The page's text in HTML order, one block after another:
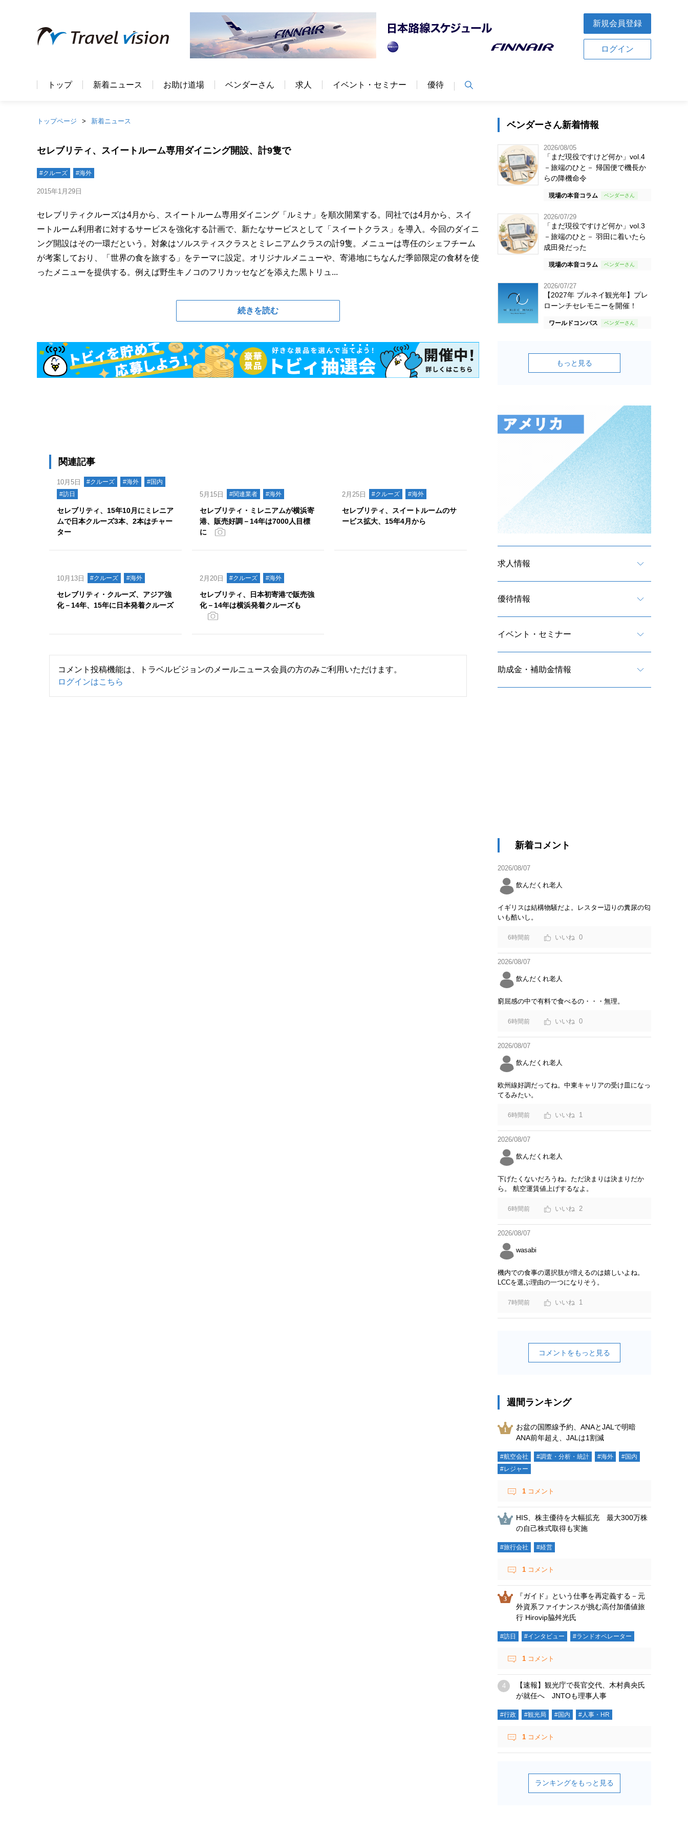
新規会員登録
ログイン
トップ 新着ニュース お助け道場 ベンダーさん 求人 イベント・セミナー 優待
トップページ 新着ニュース
セレブリティ、スイートルーム専用ダイニング開設、計9隻で
#クルーズ #海外
2015年1月29日
セレブリティクルーズは4月から、スイートルーム専用ダイニング「ルミナ」を順次開業する。同社では4月から、スイ
ートルーム利用者に対するサービスを強化する計画で、新たなサービスとして「スイートクラス」を導入。今回のダイニ
ング開設はその一環だという。対象はソルスティスクラスとミレニアムクラスの計9隻。メニューは専任のシェフチーム
が考案しており、「世界の食を旅する」をテーマに設定。オリジナルメニューや、寄港地にちなんだ季節限定の食材を使
ったメニューを提供する。例えば野生キノコのフリカッセなどを添えた黒トリュ...
続きを読む
関連記事
10月5日 #クルーズ #海外
#国内
#訪日
セレブリティ、15年10月にミレニア
ムで日本クルーズ3本、2本はチャー
ター
5月15日 #関連業者 #海外
セレブリティ・ミレニアムが横浜寄
港、販売好調－14年は7000人目標
に
2月25日 #クルーズ #海外
セレブリティ、スイートルームのサ
ービス拡大、15年4月から
10月13日 #クルーズ #海外
セレブリティ・クルーズ、アジア強
化－14年、15年に日本発着クルーズ
2月20日 #クルーズ #海外
セレブリティ、日本初寄港で販売強
化－14年は横浜発着クルーズも
コメント投稿機能は、トラベルビジョンのメールニュース会員の方のみご利用いただけます。
ログインはこちら
ベンダーさん新着情報
2026/08/05
「まだ現役ですけど何か」vol.4
－旅端のひと－ 帰国便で機長か
らの降機命令
現場の本音コラム
2026/07/29
「まだ現役ですけど何か」vol.3
－旅端のひと－ 羽田に着いたら
成田発だった
現場の本音コラム
2026/07/27
【2027年 ブルネイ観光年】プレ
ローンチセレモニーを開催！
ワールドコンパス
もっと見る
求人情報
優待情報
イベント・セミナー
助成金・補助金情報
新着コメント
2026/08/07
飲んだくれ老人
イギリスは結構物騒だよ。レスター辺りの糞尿の匂
いも酷いし。
6時間前 0
2026/08/07
飲んだくれ老人
窮屈感の中で有料で食べるの・・・無理。
6時間前 0
2026/08/07
飲んだくれ老人
欧州線好調だってね。中東キャリアの受け皿になっ
てるみたい。
6時間前 1
2026/08/07
飲んだくれ老人
下げたくないだろうね。ただ決まりは決まりだか
ら。 航空運賃値上げするなよ。
6時間前 2
2026/08/07
wasabi
機内での食事の選択肢が増えるのは嬉しいよね。
LCCを選ぶ理由の一つになりそう。
7時間前 1
コメントをもっと見る
週間ランキング
お盆の国際線予約、ANAとJALで明暗
ANA前年超え、JALは1割減
#航空会社 #調査・分析・統計 #海外
#国内
#レジャー
1 コメント
HIS、株主優待を大幅拡充 最大300万株
の自己株式取得も実施
#旅行会社 #経営
1 コメント
『ガイド』という仕事を再定義する－元
外資系ファイナンスが挑む高付加価値旅
行 Hirovip脇舛光氏
#訪日 #インタビュー #ランドオペレーター
1 コメント
【速報】観光庁で長官交代、木村典央氏
が就任へ JNTOも理事人事
#行政 #観光局 #国内 #人事・HR
1 コメント